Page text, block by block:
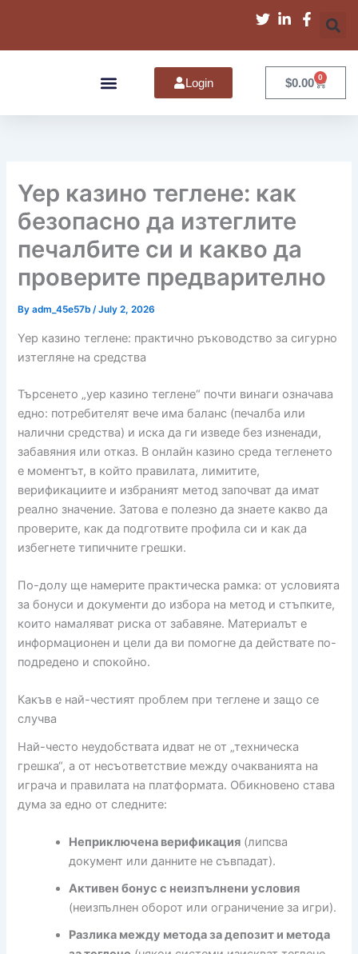
content
Login $0.00 0
Cart
Yep казино теглене: как
безопасно да изтеглите
печалбите си и какво да
проверите предварително
Byadm_45e57b/July 2, 2026
Yep казино теглене: практично ръководство за сигурно
изтегляне на средства
Търсенето „yep казино теглене“ почти винаги означава
едно: потребителят вече има баланс (печалба или
налични средства) и иска да ги изведе без изненади,
забавяния или отказ. В онлайн казино среда тегленето
е моментът, в който правилата, лимитите,
верификациите и избраният метод започват да имат
реално значение. Затова е полезно да знаете какво да
проверите, как да подготвите профила си и как да
избегнете типичните грешки.
По-долу ще намерите практическа рамка: от условията
за бонуси и документи до избора на метод и стъпките,
които намаляват риска от забавяне. Материалът е
информационен и цели да ви помогне да действате по-
подредено и спокойно.
Какъв е най-честият проблем при теглене и защо се
случва
Най-често неудобствата идват не от „техническа
грешка“, а от несъответствие между очакванията на
играча и правилата на платформата. Обикновено става
дума за едно от следните:
Неприключена верификация (липсва
документ или данните не съвпадат).
Активен бонус с неизпълнени условия
(неизпълнен оборот или ограничение за игри).
Разлика между метода за депозит и метода